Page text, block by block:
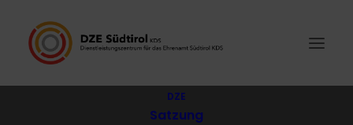
DZE
Satzung